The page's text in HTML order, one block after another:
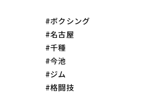
#ボクシング
#名古屋
#千種
#今池
#ジム
#格闘技